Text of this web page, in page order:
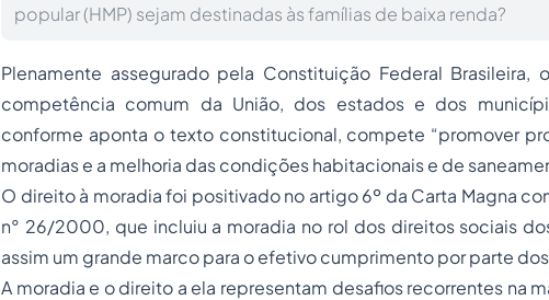
popular (HMP) sejam destinadas às famílias de baixa renda?
Plenamente assegurado pela Constituição Federal
competência comum da União, dos estados e dos
conforme aponta o texto constitucional, compete “promover
moradias e a melhoria das condições habitacionais e de
O direito à moradia foi positivado no artigo 6º da Carta Magna
n° 26/2000, que incluiu a moradia no rol dos direitos sociais
assim um grande marco para o efetivo cumprimento por parte
A moradia e o direito a ela representam desafios recorrentes na